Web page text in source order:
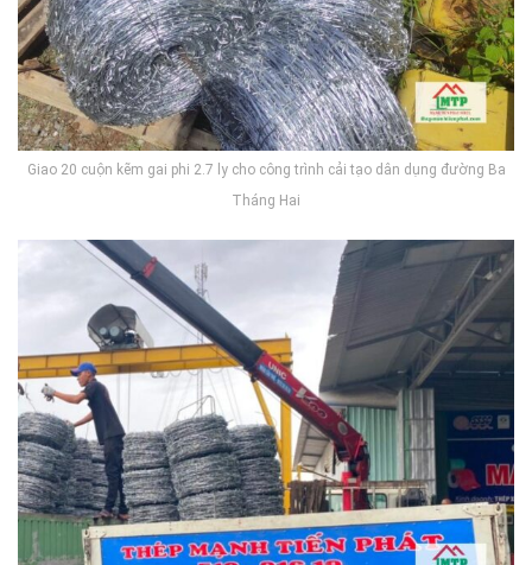
Giao 20 cuộn kẽm gai phi 2.7 ly cho công trình cải tạo dân dụng đường Ba
Tháng Hai